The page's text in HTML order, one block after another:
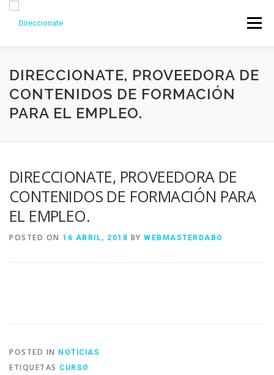
Menu
DIRECCIONATE, PROVEEDORA DE
CONTENIDOS DE FORMACIÓN
PARA EL EMPLEO.
DIRECCIONATE, PROVEEDORA DE
CONTENIDOS DE FORMACIÓN PARA
EL EMPLEO.
POSTED ON 16 ABRIL, 2018 BY WEBMASTERDABO
POSTED IN NOTICIAS
ETIQUETAS CURSO